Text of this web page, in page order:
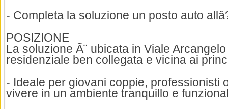
- Completa la soluzione un posto auto
POSIZIONE
La soluzione Ã¨ ubicata in Viale
residenziale ben collegata e vicina ai
- Ideale per giovani coppie, professionisti
vivere in un ambiente tranquillo e